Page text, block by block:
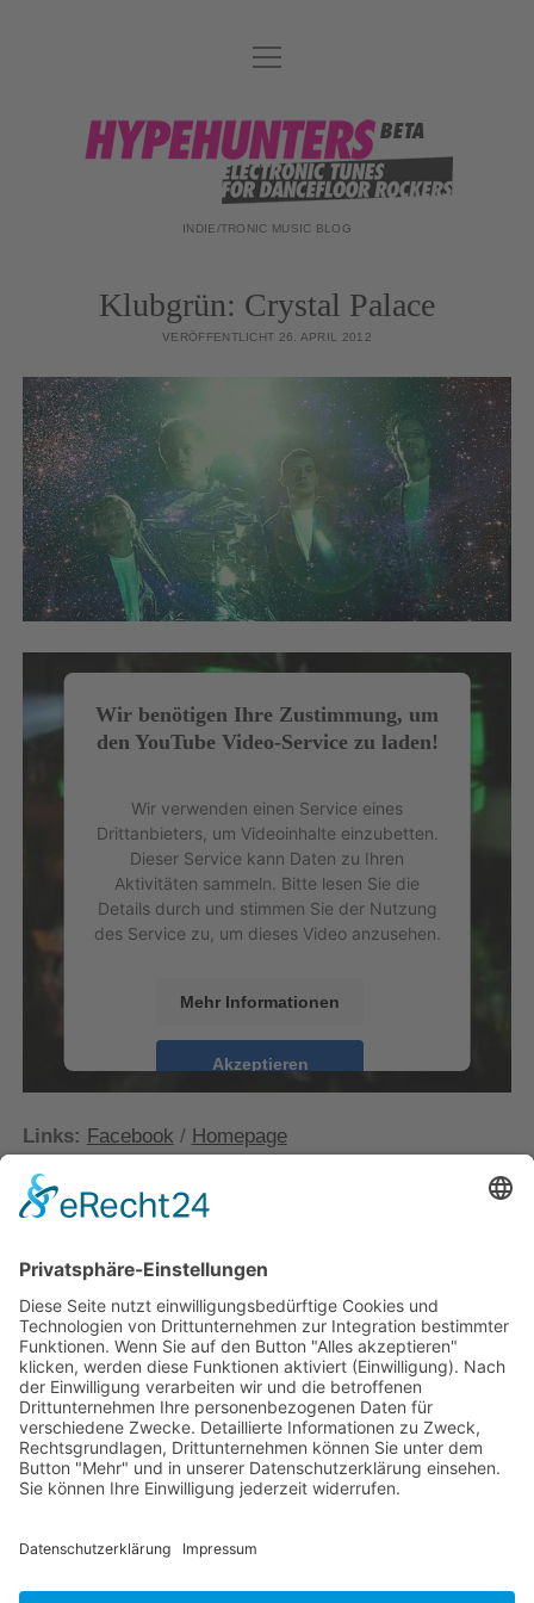
DATENSCHUTZ
DJ-TEAM
ABOUT
Menü
öffnen
hypehunters
INDIE/TRONIC MUSIC BLOG
Klubgrün: Crystal Palace
VERÖFFENTLICHT 26. APRIL 2012
Wir benötigen Ihre Zustimmung, um
den YouTube Video-Service zu laden!
Wir verwenden einen Service eines
Drittanbieters, um Videoinhalte einzubetten.
Dieser Service kann Daten zu Ihren
Aktivitäten sammeln. Bitte lesen Sie die
Details durch und stimmen Sie der Nutzung
des Service zu, um dieses Video anzusehen.
Mehr Informationen
Akzeptieren
Management Platform
Links: Facebook / Homepage
crystal palace
elektro indie indietronic klubgrün
VORHERIGER BEITRAG
Xylos: Summerlong
NÄCHSTER BEITRAG